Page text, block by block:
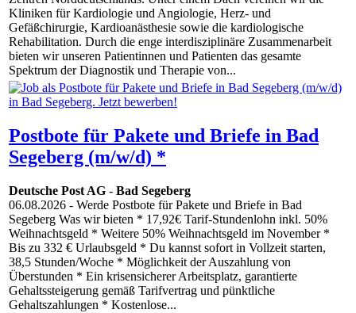
Kliniken für Kardiologie und Angiologie, Herz- und
Gefäßchirurgie, Kardioanästhesie sowie die kardiologische
Rehabilitation. Durch die enge interdisziplinäre Zusammenarbeit
bieten wir unseren Patientinnen und Patienten das gesamte
Spektrum der Diagnostik und Therapie von...
Postbote für Pakete und Briefe in Bad
Segeberg (m/w/d) *
Deutsche Post AG - Bad Segeberg
06.08.2026 - Werde Postbote für Pakete und Briefe in Bad
Segeberg Was wir bieten * 17,92€ Tarif-Stundenlohn inkl. 50%
Weihnachtsgeld * Weitere 50% Weihnachtsgeld im November *
Bis zu 332 € Urlaubsgeld * Du kannst sofort in Vollzeit starten,
38,5 Stunden/Woche * Möglichkeit der Auszahlung von
Überstunden * Ein krisensicherer Arbeitsplatz, garantierte
Gehaltssteigerung gemäß Tarifvertrag und pünktliche
Gehaltszahlungen * Kostenlose...